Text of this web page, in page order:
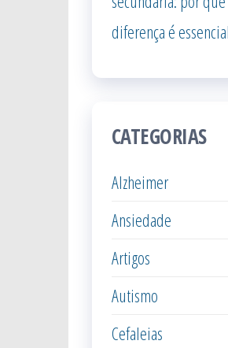
diferença é essencial
CATEGORIAS
Alzheimer
Ansiedade
Artigos
Autismo
Cefaleias